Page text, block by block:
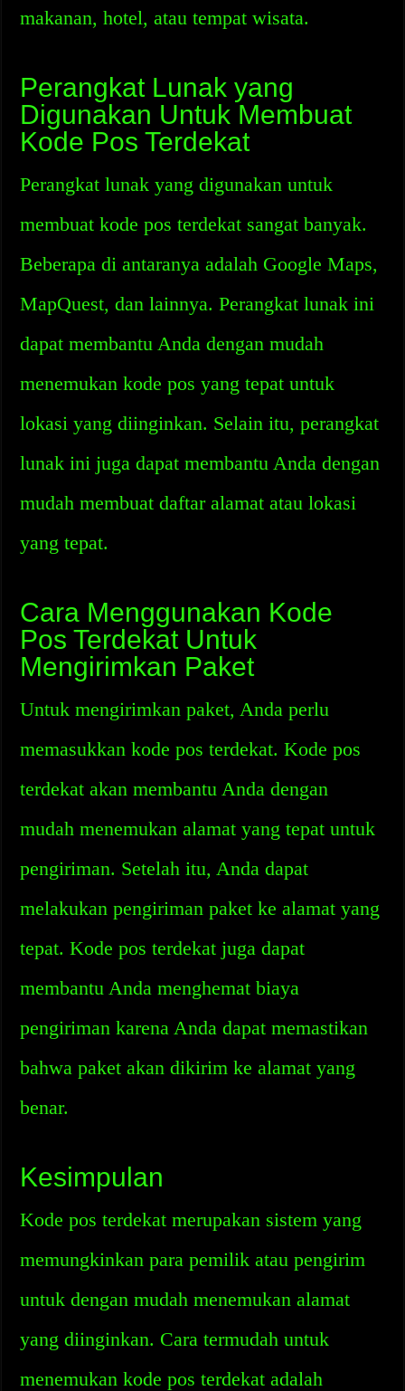
makanan, hotel, atau tempat wisata.
Perangkat Lunak yang
Digunakan Untuk Membuat
Kode Pos Terdekat
Perangkat lunak yang digunakan untuk
membuat kode pos terdekat sangat banyak.
Beberapa di antaranya adalah Google Maps,
MapQuest, dan lainnya. Perangkat lunak ini
dapat membantu Anda dengan mudah
menemukan kode pos yang tepat untuk
lokasi yang diinginkan. Selain itu, perangkat
lunak ini juga dapat membantu Anda dengan
mudah membuat daftar alamat atau lokasi
yang tepat.
Cara Menggunakan Kode
Pos Terdekat Untuk
Mengirimkan Paket
Untuk mengirimkan paket, Anda perlu
memasukkan kode pos terdekat. Kode pos
terdekat akan membantu Anda dengan
mudah menemukan alamat yang tepat untuk
pengiriman. Setelah itu, Anda dapat
melakukan pengiriman paket ke alamat yang
tepat. Kode pos terdekat juga dapat
membantu Anda menghemat biaya
pengiriman karena Anda dapat memastikan
bahwa paket akan dikirim ke alamat yang
benar.
Kesimpulan
Kode pos terdekat merupakan sistem yang
memungkinkan para pemilik atau pengirim
untuk dengan mudah menemukan alamat
yang diinginkan. Cara termudah untuk
menemukan kode pos terdekat adalah